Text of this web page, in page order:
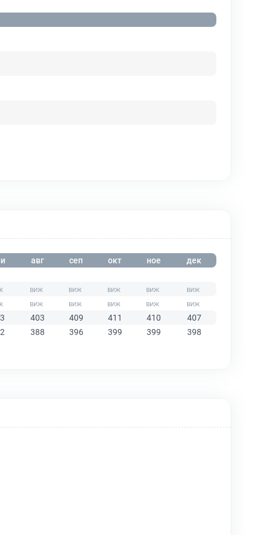
авг сеп окт ное дек
403 409 411 410
407
388 396 399 399 398